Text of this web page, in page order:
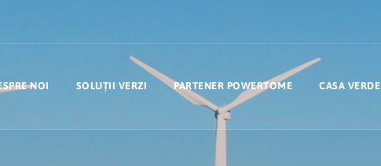
NOI SOLUȚII VERZI PARTENER POWERTOME CASA VERDE